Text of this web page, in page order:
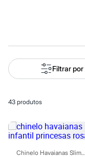
Em alta
Inverno
Alfaiataria
Novidades
Básicos
Casacos e Jaquetas
Jeans
Macacões
Saias
Filtrar por
43 produtos
Chinelo Havaianas Slim Infantil Princesas Rosa